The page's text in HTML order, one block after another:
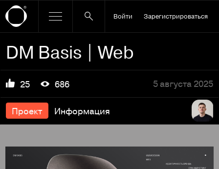
Войти Зарегистрироваться
DM Basis | Web
25 686 5 августа 2025
Проект Информация